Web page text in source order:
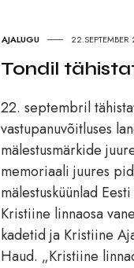
AJALUGU 22.SEPTEMBER
Tondil
22. septembril
vastupanuvõitluses
mälestusmärkide
memoriaali juures
mälestusküünlad
Kristiine linnaosa
kadetid ja Kristiine
Haud. „Kristiine